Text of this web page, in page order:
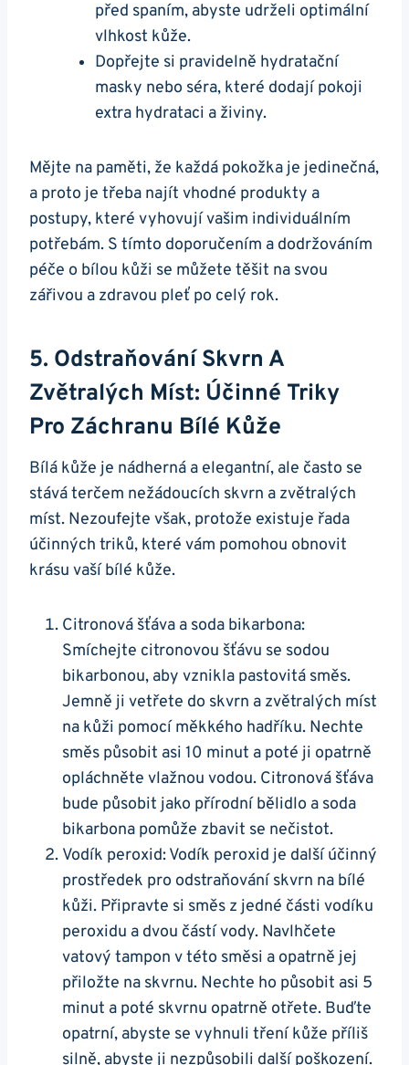
před⁣ spaním,⁤ abyste udrželi optimální
vlhkost kůže.
Dopřejte si pravidelně hydratační
masky nebo séra, které dodají ​pokoji
extra⁤ hydrataci a živiny.
Mějte na paměti, že každá pokožka⁢ je ‍jedinečná,
a proto je třeba najít ​vhodné produkty a
postupy, které vyhovují vašim individuálním
potřebám. S tímto doporučením‍ a dodržováním
péče o⁣ bílou kůži se můžete těšit na svou
zářivou a‌ zdravou pleť po celý rok.
5. Odstraňování Skvrn A
Zvětralých Míst: Účinné Triky⁢
Pro Záchranu Bílé ⁤kůže
Bílá ​kůže je ​nádherná a elegantní, ale často se
stává terčem nežádoucích skvrn a zvětralých
míst. Nezoufejte však, protože existuje řada ​
účinných triků, ⁣které vám pomohou obnovit
krásu vaší bílé kůže.
Citronová šťáva ⁢a soda bikarbona:
Smíchejte‍ citronovou šťávu se sodou
‌bikarbonou, aby vznikla pastovitá směs.
Jemně ji vetřete do skvrn a zvětralých míst
na kůži pomocí měkkého hadříku. Nechte
směs působit asi 10 minut a⁤ poté ji opatrně
opláchněte vlažnou vodou. Citronová šťáva
bude působit jako přírodní bělidlo a soda
bikarbona pomůže zbavit ‍se nečistot.
Vodík peroxid: Vodík peroxid je další účinný
prostředek pro odstraňování ‌skvrn na bílé
kůži. Připravte si směs z jedné části vodíku
peroxidu a dvou částí ‍vody. Navlhčete
vatový ⁤tampon v této směsi a opatrně jej
přiložte na skvrnu. Nechte ho⁣ působit asi 5
minut a poté skvrnu opatrně otřete. Buďte
opatrní,⁢ abyste se vyhnuli tření kůže příliš
silně, abyste⁢ ji nezpůsobili další poškození.⁣